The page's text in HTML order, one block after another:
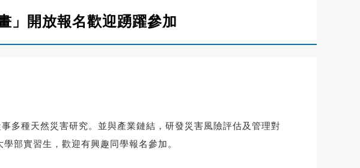
」開放報名歡迎踴躍參加
多種天然災害研究。 並與產業鏈結，研發災害風險評估及管理對
部實習生，歡迎有興趣同學報名參加。